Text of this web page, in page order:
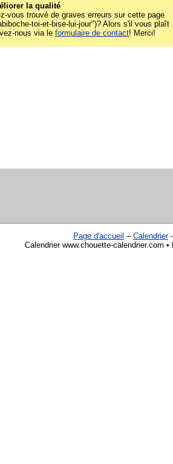
la qualité
vous trouvé de graves erreurs sur cette page
toi-et-bise-lui-jour")? Alors s'il vous plaît
nous via le formulaire de contact! Merci!
Page d'accueil – Calendrier
Calendrier www.chouette-calendrier.com